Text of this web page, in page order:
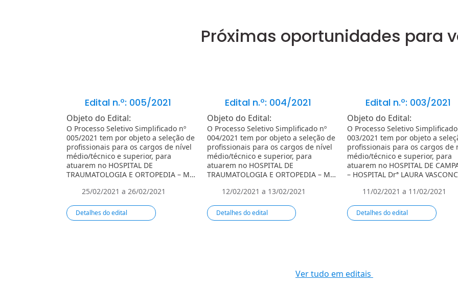
Próximas oportunidades para
Edital n.º: 005/2021
Objeto do Edital:
O Processo Seletivo Simplificado nº
005/2021 tem por objeto a seleção de
profissionais para os cargos de nível
médio/técnico e superior, para
atuarem no HOSPITAL DE
TRAUMATOLOGIA E ORTOPEDIA – MA
– BACABAL no Estado do Maranhão.
25/02/2021 a 26/02/2021
Detalhes do edital
Edital n.º: 004/2021
Objeto do Edital:
O Processo Seletivo Simplificado nº
004/2021 tem por objeto a seleção de
profissionais para os cargos de nível
médio/técnico e superior, para
atuarem no HOSPITAL DE
TRAUMATOLOGIA E ORTOPEDIA – MA
– BACABAL no Estado do Maranhão.
12/02/2021 a 13/02/2021
Detalhes do edital
Edital n.º: 003/2021
Objeto do Edital:
O Processo Seletivo
003/2021 tem por objeto a
profissionais para os cargos de
médio/técnico e superior, para
atuarem no HOSPITAL DE
– HOSPITAL Drª LAURA
11/02/2021 a 11/02/2021
Detalhes do edital
Ver tudo em editais